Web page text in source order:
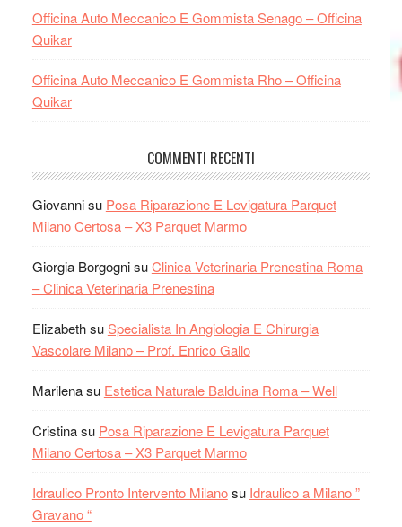
Officina Auto Meccanico E Gommista Senago – Officina
Quikar
Officina Auto Meccanico E Gommista Rho – Officina
Quikar
COMMENTI RECENTI
Giovannisu Posa Riparazione E Levigatura Parquet
Milano Certosa – X3 Parquet Marmo
Giorgia BorgognisuClinica Veterinaria Prenestina Roma
– Clinica Veterinaria Prenestina
ElizabethsuSpecialista In Angiologia E Chirurgia
Vascolare Milano – Prof. Enrico Gallo
Marilenasu Estetica Naturale Balduina Roma – Well
Cristinasu Posa Riparazione E Levigatura Parquet
Milano Certosa – X3 Parquet Marmo
Idraulico Pronto Intervento Milanosu Idraulico a Milano ”
Gravano “